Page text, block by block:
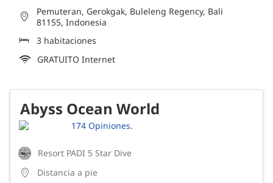
Pemuteran, Gerokgak, Buleleng Regency, Bali
81155, Indonesia
3 habitaciones
GRATUITO Internet
Abyss Ocean World
174 Opiniones.
Resort PADI 5 Star Dive
Distancia a pie